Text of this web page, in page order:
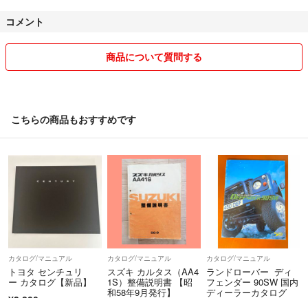
でご理解の上購入お願い致します。
お互いに良いお取引出来ます様に(^_^)/
コメント
商品について質問する
こちらの商品もおすすめです
カタログ/マニュアル
トヨタ センチュリ
ー カタログ【新品】
カタログ/マニュアル
スズキ カルタス（AA4
1S）整備説明書 【昭
和58年9月発行】
カタログ/マニュアル
ランドローバー ディ
フェンダー 90SW 国内
ディーラーカタログ